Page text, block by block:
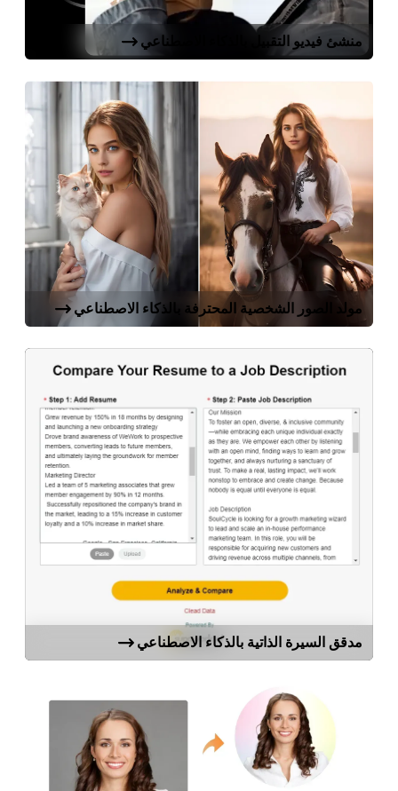
منشئ فيديو التقبيل بالذكاء الاصطناعي
مولد الصور الشخصية المحترفة بالذكاء الاصطناعي
مدقق السيرة الذاتية بالذكاء الاصطناعي